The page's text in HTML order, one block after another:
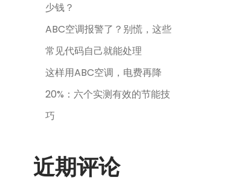
少钱？
ABC空调报警了？别慌，这些
常见代码自己就能处理
这样用ABC空调，电费再降
20%：六个实测有效的节能技
巧
近期评论